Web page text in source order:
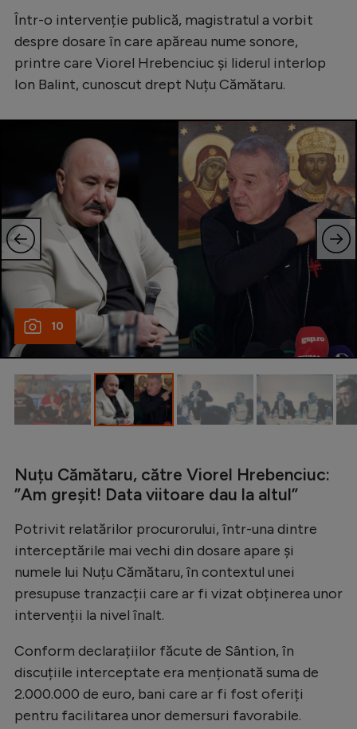
Bundesliga
Ligue 1
Starurile fotbalului
EURO 2024
Stranieri
Clasamente
Tenis
Handbal
Natație
Formula 1
Gimnastică
Rugby
Alte sporturi
JO 2024
JO 2026
Intră în cont
Într-o intervenție publică, magistratul a vorbit
despre dosare în care apăreau nume sonore,
printre care Viorel Hrebenciuc și liderul interlop
Ion Balint, cunoscut drept Nuțu Cămătaru.
10
Nuțu Cămătaru, către Viorel Hrebenciuc:
”Am greșit! Data viitoare dau la altul”
Potrivit relatărilor procurorului, într-una dintre
interceptările mai vechi din dosare apare și
numele lui Nuțu Cămătaru, în contextul unei
presupuse tranzacții care ar fi vizat obținerea unor
intervenții la nivel înalt.
Conform declarațiilor făcute de Sântion, în
discuțiile interceptate era menționată suma de
2.000.000 de euro, bani care ar fi fost oferiți
pentru facilitarea unor demersuri favorabile.